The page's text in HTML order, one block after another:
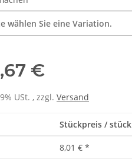
wählen Sie eine Variation.
€
USt. , zzgl. Versand
Stückpreis / stück
8,01 € *